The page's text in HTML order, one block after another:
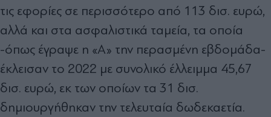
τις εφορίες σε περισσότερο από 113 δισ. ευρώ,
αλλά και στα ασφαλιστικά ταμεία, τα οποία
-όπως έγραψε η «Α» την περασμένη εβδομάδα-
έκλεισαν το 2022 με συνολικό έλλειμμα 45,67
δισ. ευρώ, εκ των οποίων τα 31 δισ.
δημιουργήθηκαν την τελευταία δωδεκαετία.